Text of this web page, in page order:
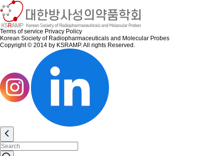
Terms of service Privacy Policy
Korean Society of Radiopharmaceuticals and Molecular Probes
Copyright © 2014 by KSRAMP. All rights Reserved.